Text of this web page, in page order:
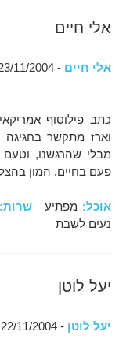
אלי חיים
אלי חיים - 23/11/2004
כתב פילוסוף
מבלי שהרגשנו,
פעם בחיים. המון
אוכל: מפתיעשרות:
נעים לשבת
יעל לוטן
יעל לוטן - 22/11/2004